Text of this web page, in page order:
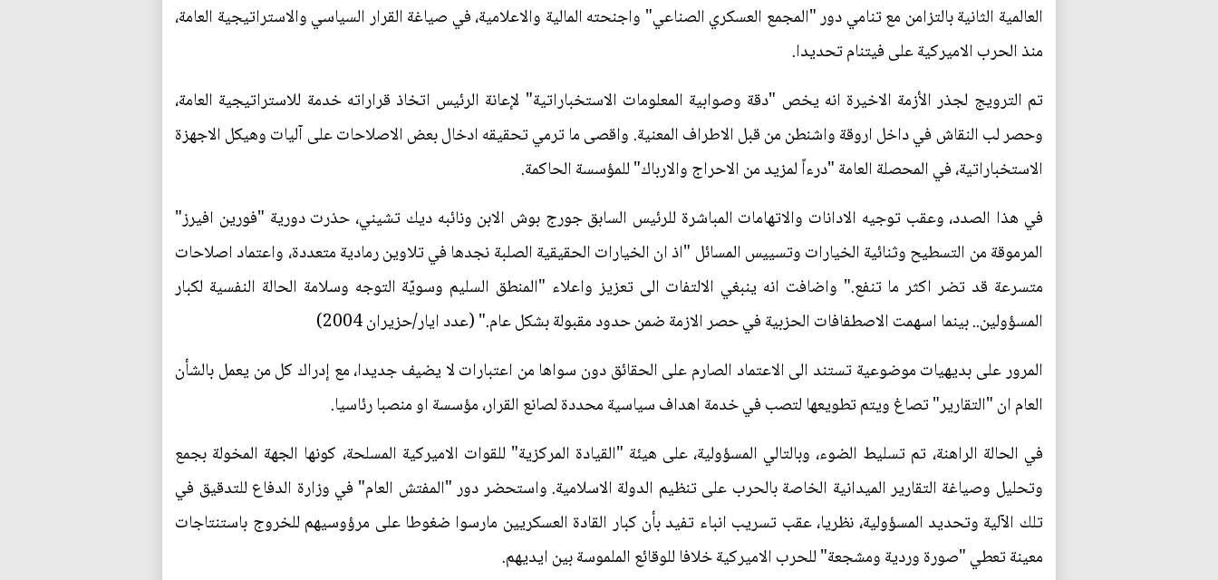
العالمية الثانية بالتزامن مع تنامي دور "المجمع العسكري الصناعي" واجنحته المالية والاعلامية، في صياغة القرار السياسي والاستراتيجية العامة،
منذ الحرب الاميركية على فيتنام تحديدا.
تم الترويج لجذر الأزمة الاخيرة انه يخص "دقة وصوابية المعلومات الاستخباراتية" لإعانة الرئيس اتخاذ قراراته خدمة للاستراتيجية العامة،
وحصر لب النقاش في داخل اروقة واشنطن من قبل الاطراف المعنية. واقصى ما ترمي تحقيقه ادخال بعض الاصلاحات على آليات وهيكل الاجهزة
الاستخباراتية، في المحصلة العامة "درءاً لمزيد من الاحراج والارباك" للمؤسسة الحاكمة.
في هذا الصدد، وعقب توجيه الادانات والاتهامات المباشرة للرئيس السابق جورج بوش الابن ونائبه ديك تشيني، حذرت دورية "فورين افيرز"
المرموقة من التسطيح وثنائية الخيارات وتسييس المسائل "اذ ان الخيارات الحقيقية الصلبة نجدها في تلاوين رمادية متعددة، واعتماد اصلاحات
متسرعة قد تضر اكثر ما تنفع." واضافت انه ينبغي الالتفات الى تعزيز واعلاء "المنطق السليم وسويّة التوجه وسلامة الحالة النفسية لكبار
المسؤولين.. بينما اسهمت الاصطفافات الحزبية في حصر الازمة ضمن حدود مقبولة بشكل عام." (عدد ايار/حزيران 2004)
المرور على بديهيات موضوعية تستند الى الاعتماد الصارم على الحقائق دون سواها من اعتبارات لا يضيف جديدا، مع إدراك كل من يعمل بالشأن
العام ان "التقارير" تصاغ ويتم تطويعها لتصب في خدمة اهداف سياسية محددة لصانع القرار، مؤسسة او منصبا رئاسيا.
في الحالة الراهنة، تم تسليط الضوء، وبالتالي المسؤولية، على هيئة "القيادة المركزية" للقوات الاميركية المسلحة، كونها الجهة المخولة بجمع
وتحليل وصياغة التقارير الميدانية الخاصة بالحرب على تنظيم الدولة الاسلامية. واستحضر دور "المفتش العام" في وزارة الدفاع للتدقيق في
تلك الآلية وتحديد المسؤولية، نظريا، عقب تسريب انباء تفيد بأن كبار القادة العسكريين مارسوا ضغوطا على مرؤوسيهم للخروج باستنتاجات
معينة تعطي "صورة وردية ومشجعة" للحرب الاميركية خلافا للوقائع الملموسة بين ايديهم.